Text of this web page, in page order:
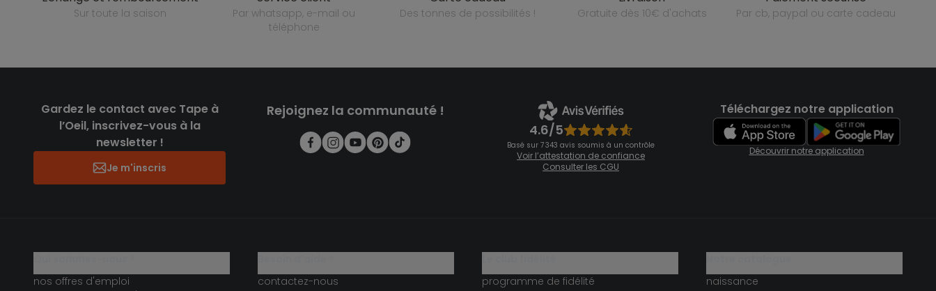
sur toute la saison
par whatsapp, e-mail ou
téléphone
des tonnes de possibilités ! gratuite dès 10€ d'achats par cb, paypal ou carte cadeau
Gardez le contact avec Tape à
l’Oeil, inscrivez-vous à la
newsletter !
Je m'inscris
Rejoignez la communauté !
4.6/5
Basé sur 7 343 avis soumis à un contrôle
Voir l’attestation de confiance
Consulter les CGU
Téléchargez notre application
Découvrir notre application
nos offres d'emploi
contactez-nous
programme de fidélité
naissance